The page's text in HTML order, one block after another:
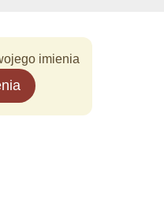
imienia